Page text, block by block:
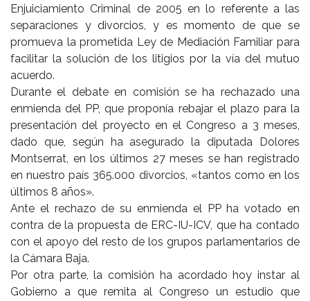
Enjuiciamiento Criminal de 2005 en lo referente a las
separaciones y divorcios, y es momento de que se
promueva la prometida Ley de Mediación Familiar para
facilitar la solución de los litigios por la vía del mutuo
acuerdo.
Durante el debate en comisión se ha rechazado una
enmienda del PP, que proponía rebajar el plazo para la
presentación del proyecto en el Congreso a 3 meses,
dado que, según ha asegurado la diputada Dolores
Montserrat, en los últimos 27 meses se han registrado
en nuestro país 365.000 divorcios, «tantos como en los
últimos 8 años».
Ante el rechazo de su enmienda el PP ha votado en
contra de la propuesta de ERC-IU-ICV, que ha contado
con el apoyo del resto de los grupos parlamentarios de
la Cámara Baja.
Por otra parte, la comisión ha acordado hoy instar al
Gobierno a que remita al Congreso un estudio que